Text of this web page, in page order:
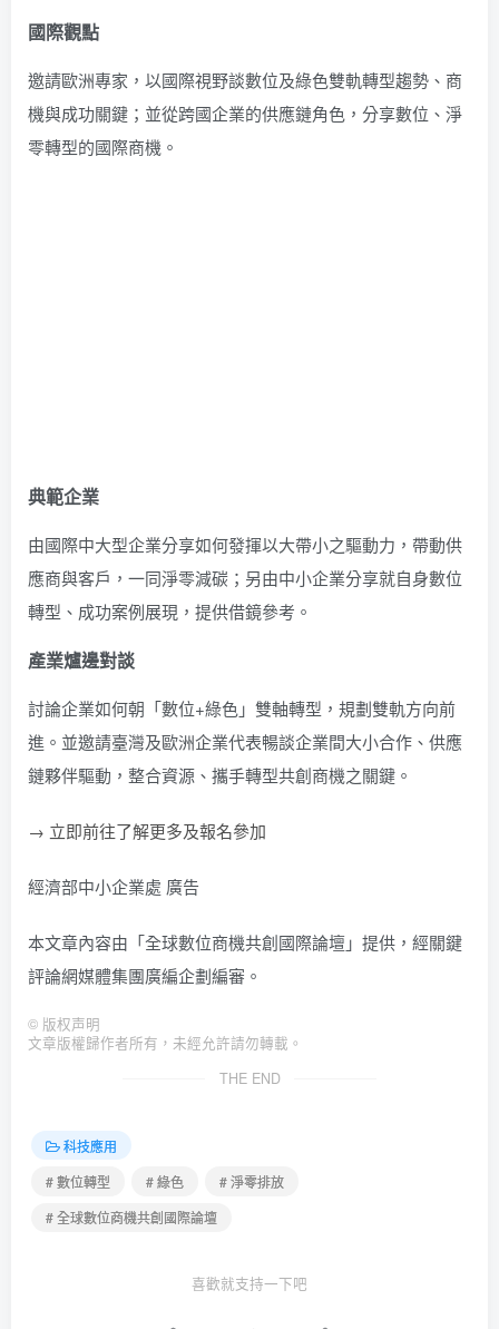
國際觀點
邀請歐洲專家，以國際視野談數位及綠色雙軌轉型趨勢、商
機與成功關鍵；並從跨國企業的供應鏈角色，分享數位、淨
零轉型的國際商機。
典範企業
由國際中大型企業分享如何發揮以大帶小之驅動力，帶動供
應商與客戶，一同淨零減碳；另由中小企業分享就自身數位
轉型、成功案例展現，提供借鏡參考。
產業爐邊對談
討論企業如何朝「數位+綠色」雙軸轉型，規劃雙軌方向前
進。並邀請臺灣及歐洲企業代表暢談企業間大小合作、供應
鏈夥伴驅動，整合資源、攜手轉型共創商機之關鍵。
→ 立即前往了解更多及報名參加
經濟部中小企業處 廣告
本文章內容由「全球數位商機共創國際論壇」提供，經關鍵
評論網媒體集團廣編企劃編審。
© 版权声明
文章版權歸作者所有，未經允許請勿轉載。
THE END
科技應用
# 數位轉型
# 綠色
# 淨零排放
# 全球數位商機共創國際論壇
喜歡就支持一下吧